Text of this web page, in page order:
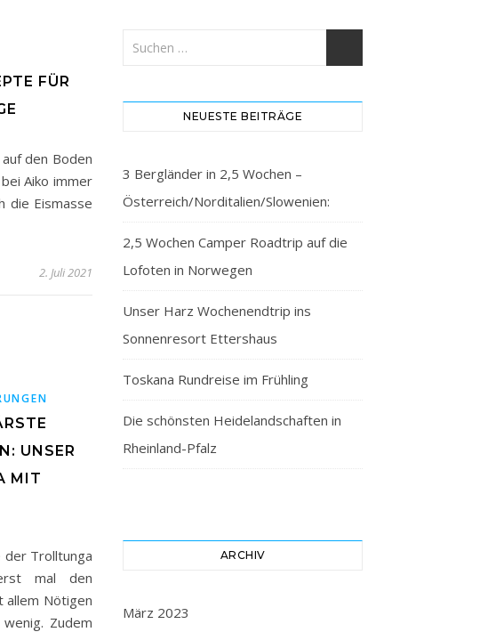
FÜR
den Boden
Aiko immer
die Eismasse
2. Juli 2021
UNSER
MIT
der Trolltunga
mal den
allem Nötigen
Zudem
NEUESTE BEITRÄGE
3 Bergländer in 2,5 Wochen –
Österreich/Norditalien/Slowenien:
2,5 Wochen Camper Roadtrip auf die
Lofoten in Norwegen
Unser Harz Wochenendtrip ins
Sonnenresort Ettershaus
Toskana Rundreise im Frühling
Die schönsten Heidelandschaften in
Rheinland-Pfalz
ARCHIV
März 2023